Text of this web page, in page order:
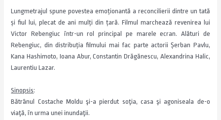
Lungmetrajul spune povestea emoționantă a reconcilierii dintre un tată
și fiul lui, plecat de ani mulți din țară. Filmul marchează revenirea lui
Victor Rebengiuc într-un rol principal pe marele ecran. Alături de
Rebengiuc, din distribuția filmului mai fac parte actorii Șerban Pavlu,
Kana Hashimoto, Ioana Abur, Constantin Drăgănescu, Alexandrina Halic,
Laurentiu Lazar.
Sinopsis:
Bătrânul Costache Moldu şi-a pierdut soţia, casa şi agoniseala de-o
viaţă, în urma unei inundaţii.